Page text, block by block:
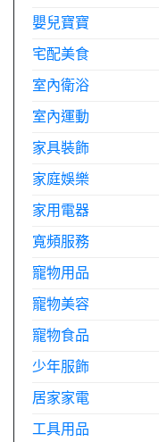
嬰兒寶寶
宅配美食
室內衛浴
室內運動
家具裝飾
家庭娛樂
家用電器
寬頻服務
寵物用品
寵物美容
寵物食品
少年服飾
居家家電
工具用品